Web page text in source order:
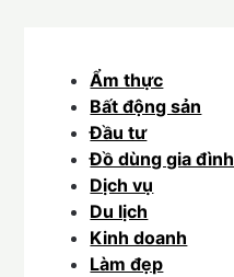
Ẩm thực
Bất động sản
Đầu tư
Đồ dùng gia đình
Dịch vụ
Du lịch
Kinh doanh
Làm đẹp